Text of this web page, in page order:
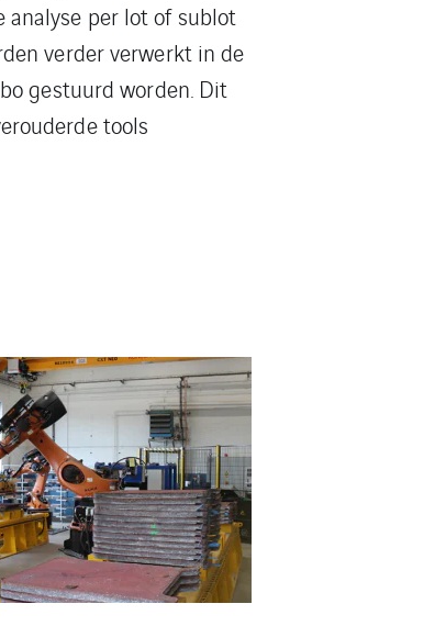
per lot of sublot
verder verwerkt in de
gestuurd worden. Dit
tools